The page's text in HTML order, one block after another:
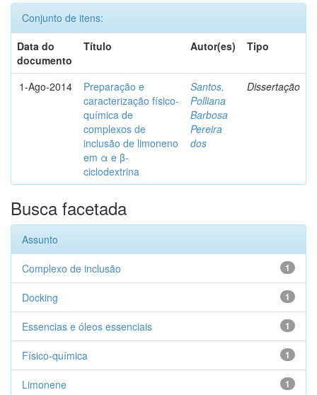
Conjunto de itens:
Data do
documento
Título Autor(es) Tipo
1-Ago-2014
Preparação e
caracterização físico-
química de
complexos de
inclusão de limoneno
em α e β-
ciclodextrina
Santos,
Polliana
Barbosa
Pereira
dos
Dissertação
Busca facetada
Assunto
1
Complexo de inclusão
1
Docking
1
Essencias e óleos essenciais
1
Físico-química
1
Limonene